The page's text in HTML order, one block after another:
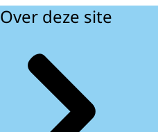
Over deze site